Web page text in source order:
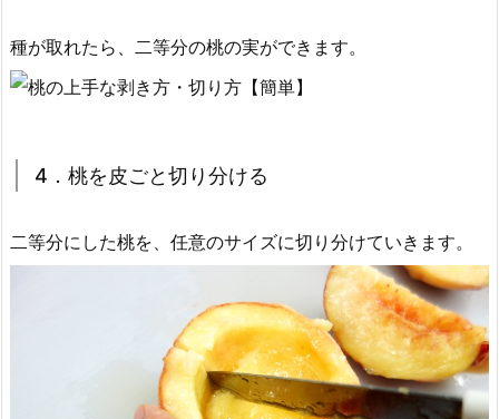
種が取れたら、二等分の桃の実ができます。
4．桃を皮ごと切り分ける
二等分にした桃を、任意のサイズに切り分けていきます。